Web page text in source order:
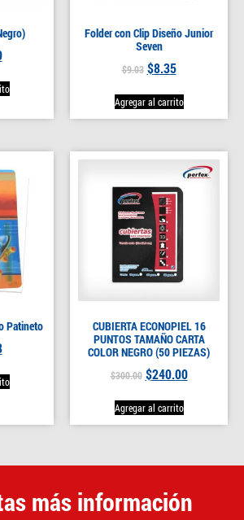
Folder con Clip Diseño Junior
Seven
$9.03 $8.35
Agregar al carrito
Patineto
CUBIERTA ECONOPIEL 16
PUNTOS TAMAÑO CARTA
COLOR NEGRO (50 PIEZAS)
$300.00 $240.00
Agregar al carrito
más información